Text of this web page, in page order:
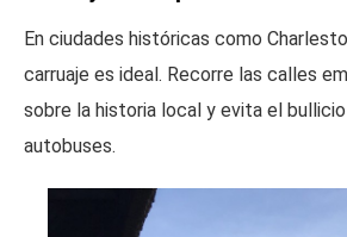
En ciudades históricas como
carruaje es ideal. Recorre las calles
sobre la historia local y evita el
autobuses.